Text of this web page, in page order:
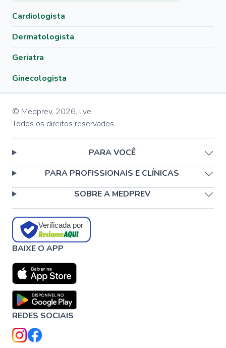
Cardiologista
Dermatologista
Geriatra
Ginecologista
© Medprev, 2026, live
Todos os direitos reservados
PARA VOCÊ
PARA PROFISSIONAIS E CLÍNICAS
SOBRE A MEDPREV
Verificada por
BAIXE O APP
REDES SOCIAIS